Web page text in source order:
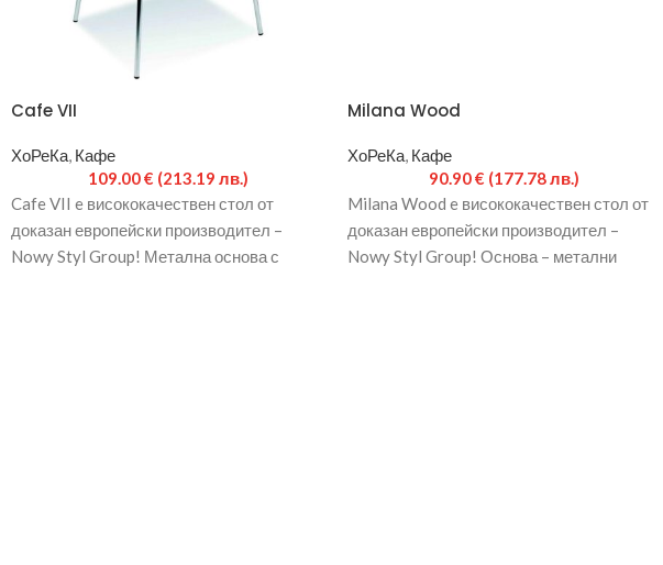
Cafe VII
ХоРеКа, Кафе
109.00€ (213.19 лв.)
Cafe VII e висококачествен стол от
доказан европейски производител –
Nowy Styl Group! Метална основа с
Milana Wood
ХоРеКа, Кафе
90.90€ (177.78 лв.)
Milana Wood e висококачествен стол от
доказан европейски производител –
Nowy Styl Group! Основа – метални